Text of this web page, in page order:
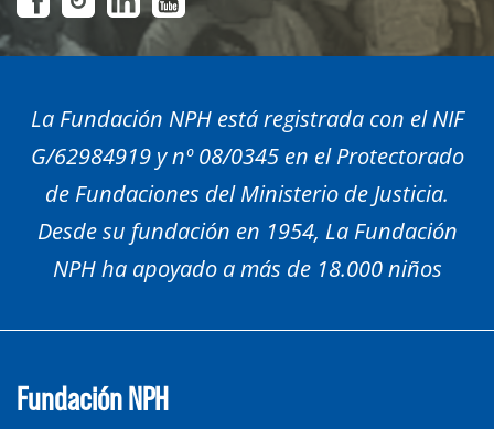
La Fundación NPH está registrada con el NIF
G/62984919 y nº 08/0345 en el Protectorado
de Fundaciones del Ministerio de Justicia.
Desde su fundación en 1954, La Fundación
NPH ha apoyado a más de 18.000 niños
Fundación NPH